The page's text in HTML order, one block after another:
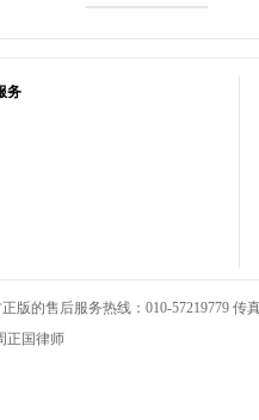
务
版的售后服务热线：010-57219779 传
正国律师